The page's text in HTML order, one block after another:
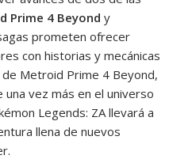
Prime 4 Beyond y
prometen ofrecer
con historias y mecánicas
Metroid Prime 4 Beyond,
vez más en el universo
Legends: ZA llevará a
llena de nuevos